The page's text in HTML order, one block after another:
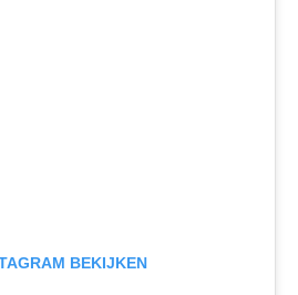
BEKIJKEN